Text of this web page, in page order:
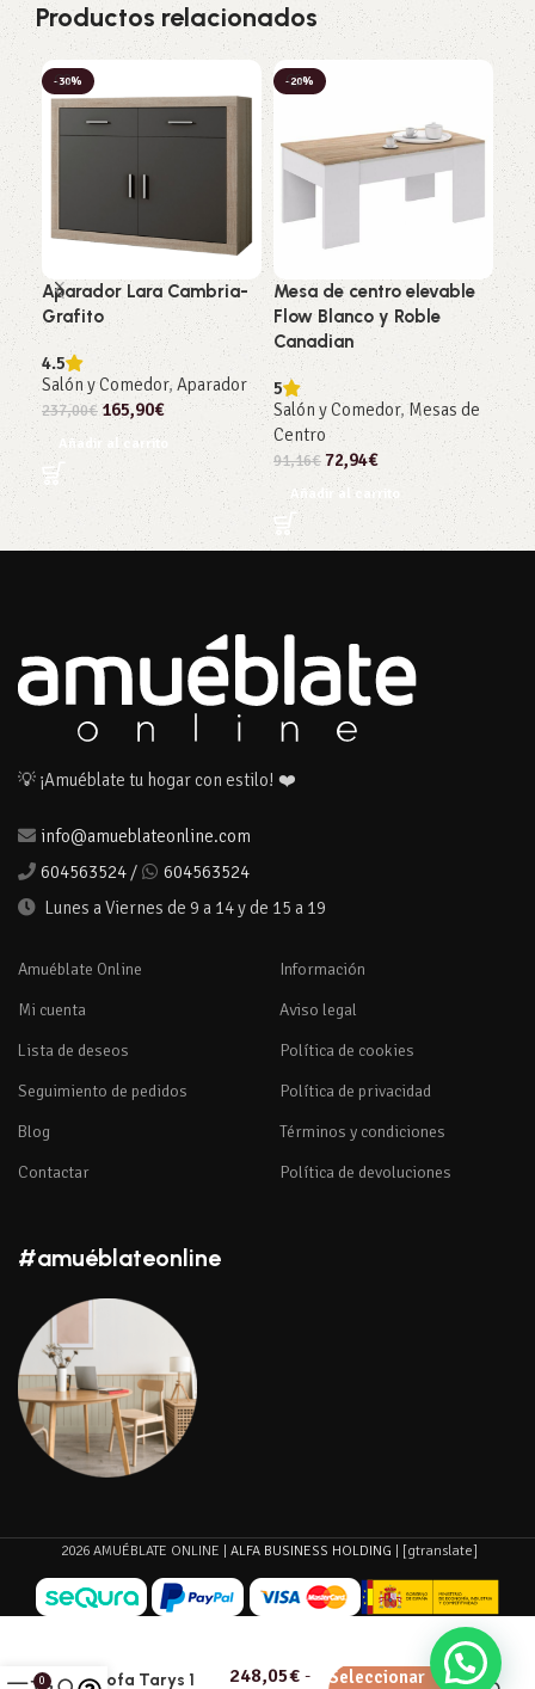
Productos relacionados
-30%
Aparador Lara Cambria-
Grafito
4.5
Salón y Comedor, Aparador
237,00€165,90€
Añadir al carrito
-20%
Mesa de centro elevable
Flow Blanco y Roble
Canadian
5
Salón y Comedor,Mesas de
Centro
91,16€72,94€
Añadir al carrito
-
5
💡 ¡Amuéblate tu hogar con estilo! ❤️
info@amueblateonline.com
604563524 /
604563524
Lunes a Viernes de 9 a 14 y de 15 a 19
Amuéblate Online
Mi cuenta
Lista de deseos
Seguimiento de pedidos
Blog
Contactar
Información
Aviso legal
Política de cookies
Política de privacidad
Términos y condiciones
Política de devoluciones
#amuéblateonline
2026 AMUÉBLATE ONLINE | ALFA BUSINESS HOLDING | [gtranslate]
Sofa Tarys 1 248,05€ - Seleccionar
0